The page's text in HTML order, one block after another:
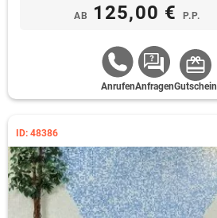
AB 125,00 € P.P.
AnrufenAnfragenGutschein
ID: 48386